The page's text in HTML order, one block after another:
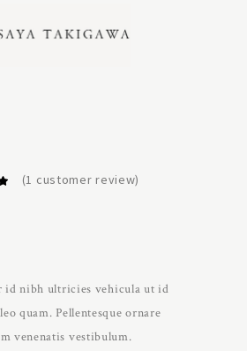
Rated
1
(1 customer review)
id nibh ultricies vehicula ut id
quam. Pellentesque ornare
venenatis vestibulum.